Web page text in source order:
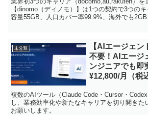
【dinomo（ディノモ）】は1つの契約で3つの
容量55GB、人口カバー率99.9%、海外でも2GB
未分類
【AIエージェ
不要！AIエージ
ンジニアでも即
¥12,800/月（税
複数のAIツール（Claude Code・Cursor・
し、業務効率化や新たなキャリアを切り開きた
お願いします。